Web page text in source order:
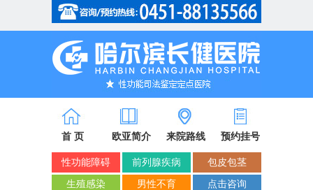
省市医保/新农合定点单位
首 页 欧亚简介 来院路线 预约挂号
性功能障碍 前列腺疾病 包皮包茎
生殖感染 男性不育 点击咨询